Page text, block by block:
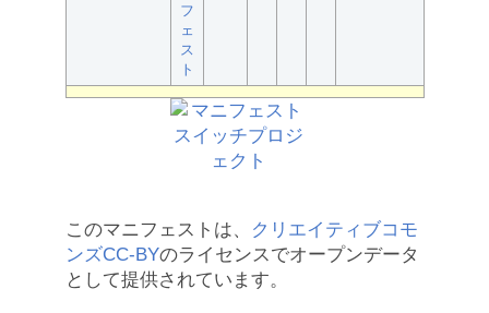
フ
ェ
ス
ト
このマニフェストは、
クリエイティブコモ
ンズCC-BYのライセンスでオープンデータ
として提供されています。